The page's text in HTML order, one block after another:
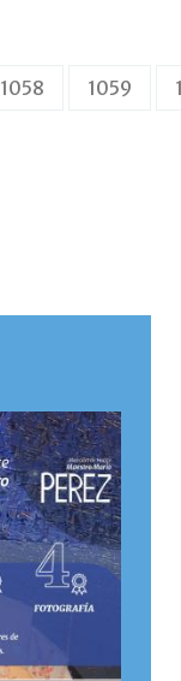
1058 1059